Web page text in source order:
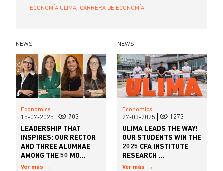
ECONOMÍA ULIMA, CARRERA DE ECONOMÍA
NEWS
Economics
15-07-2025 703
LEADERSHIP THAT
INSPIRES: OUR RECTOR
AND THREE ALUMNAE
AMONG THE 50 MO...
Ver más
NEWS
Economics
27-03-2025 1273
ULIMA LEADS THE WAY!
OUR STUDENTS WIN THE
2025 CFA INSTITUTE
RESEARCH ...
Ver más